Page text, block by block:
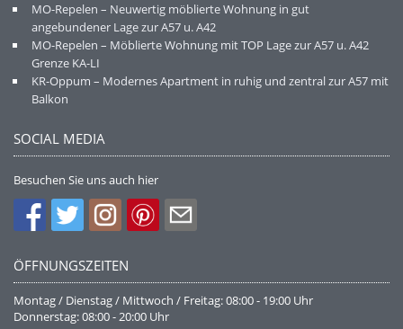
MO-Repelen – Neuwertig möblierte Wohnung in gut
angebundener Lage zur A57 u. A42
MO-Repelen – Möblierte Wohnung mit TOP Lage zur A57 u. A42
Grenze KA-LI
KR-Oppum – Modernes Apartment in ruhig und zentral zur A57 mit
Balkon
SOCIAL MEDIA
Besuchen Sie uns auch hier
ÖFFNUNGSZEITEN
Montag / Dienstag / Mittwoch / Freitag: 08:00 - 19:00 Uhr
Donnerstag: 08:00 - 20:00 Uhr